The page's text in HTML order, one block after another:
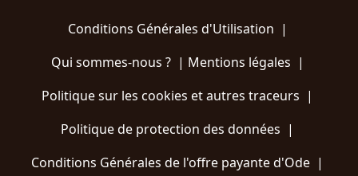
Conditions Générales d'Utilisation |
Qui sommes-nous ?| Mentions légales |
Politique sur les cookies et autres traceurs |
Politique de protection des données |
Conditions Générales de l'offre payante d'Ode |